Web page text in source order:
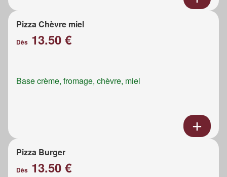
Pizza Chèvre miel
Dès 13.50 €
Base crème, fromage, chèvre, miel
Pizza Burger
Dès 13.50 €